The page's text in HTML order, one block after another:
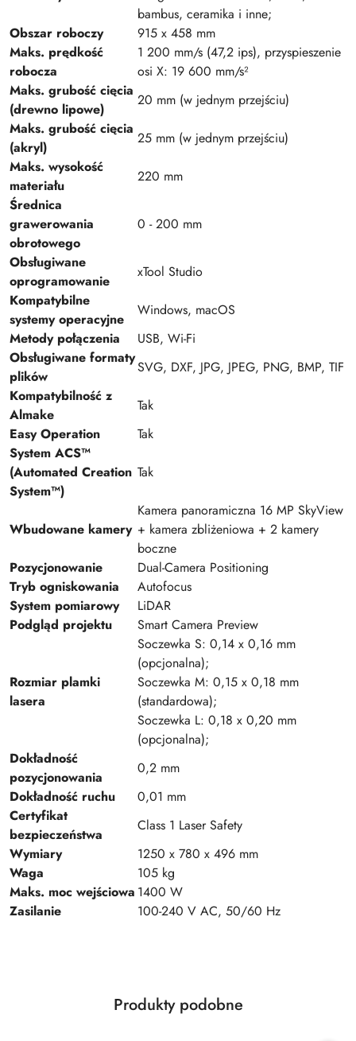
bambus, ceramika i inne;
Obszar roboczy
915 x 458 mm
Maks. prędkość
robocza
1 200 mm/s (47,2 ips), przyspieszenie
osi X: 19 600 mm/s²
Maks. grubość cięcia
(drewno lipowe)
20 mm (w jednym przejściu)
Maks. grubość cięcia
(akryl)
25 mm (w jednym przejściu)
Maks. wysokość
materiału
220 mm
Średnica
grawerowania
obrotowego
0 - 200 mm
Obsługiwane
oprogramowanie
xTool Studio
Kompatybilne
systemy operacyjne
Windows, macOS
Metody połączenia
USB, Wi-Fi
Obsługiwane formaty
plików
SVG, DXF, JPG, JPEG, PNG, BMP, TIF
Kompatybilność z
Almake
Tak
Easy Operation
Tak
System ACS™
(Automated Creation
System™)
Tak
Wbudowane kamery
Kamera panoramiczna 16 MP SkyView
+ kamera zbliżeniowa + 2 kamery
boczne
Pozycjonowanie
Dual-Camera Positioning
Tryb ogniskowania
Autofocus
System pomiarowy
LiDAR
Podgląd projektu
Smart Camera Preview
Rozmiar plamki
lasera
Soczewka S: 0,14 x 0,16 mm
(opcjonalna);
Soczewka M: 0,15 x 0,18 mm
(standardowa);
Soczewka L: 0,18 x 0,20 mm
(opcjonalna);
Dokładność
pozycjonowania
0,2 mm
Dokładność ruchu
0,01 mm
Certyfikat
bezpieczeństwa
Class 1 Laser Safety
Wymiary
1250 x 780 x 496 mm
Waga
105 kg
Maks. moc wejściowa 1400 W
Zasilanie
100-240 V AC, 50/60 Hz
Pomiń karuzelę produktów
Produkty
Produkty podobne